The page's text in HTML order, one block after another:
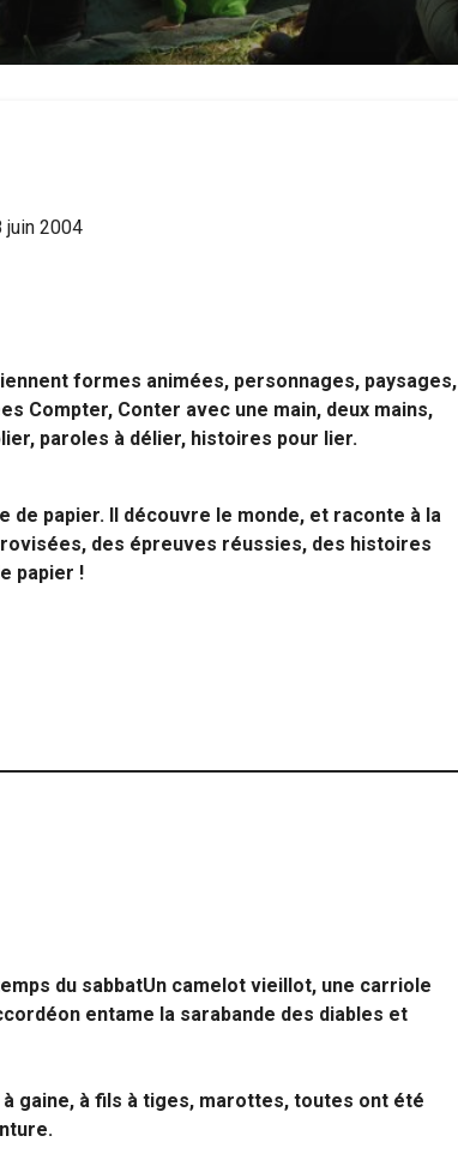
juin 2004
formes animées, personnages, paysages,
Compter, Conter avec une main, deux mains,
paroles à délier, histoires pour lier.
de papier. Il découvre le monde, et raconte à la
des épreuves réussies, des histoires
papier !
du sabbatUn camelot vieillot, une carriole
entame la sarabande des diables et
gaine, à fils à tiges, marottes, toutes ont été